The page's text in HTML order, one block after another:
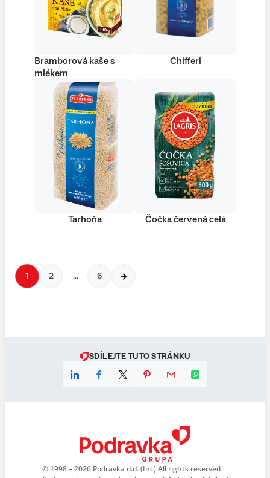
Bramborová kaše s
mlékem
Chifferi
Tarhoňa Čočka červená celá
1 2 … 6
SDÍLEJTE TUTO STRÁNKU
© 1998 – 2026 Podravka d.d. (Inc) All rights reserved